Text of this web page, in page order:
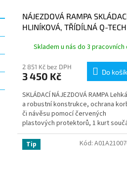
NÁJEZDOVÁ RAMPA
HLINÍKOVÁ, TŘÍDÍLNÁ Q-TECH
Skladem u nás do 3 pracovních
2 851 Kč bez DPH
3 450 Kč Do
SKLÁDACÍ NÁJEZDOVÁ RAMPA Lehká
a robustní konstrukce, ochrana
či návěsu pomocí červených
plastových protektorů, 1 kurt
balení. Minimální nároky na místo
Tip Kód: